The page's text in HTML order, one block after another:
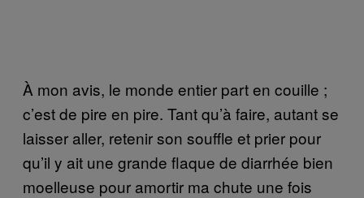
À mon avis, le monde entier part en couille ;
c’est de pire en pire. Tant qu’à faire, autant se
laisser aller, retenir son souffle et prier pour
qu’il y ait une grande flaque de diarrhée bien
moelleuse pour amortir ma chute une fois